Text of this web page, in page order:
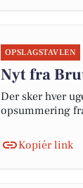
OPSLAGSTAVLEN
Nyt fra
Der sker hver
opsummering
Kopiér link